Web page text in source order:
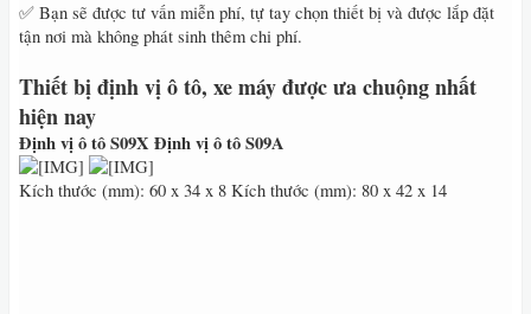
✅ Bạn sẽ được tư vấn miễn phí, tự tay chọn thiết bị và được lắp đặt
tận nơi mà không phát sinh thêm chi phí.
Thiết bị định vị ô tô, xe máy được ưa chuộng nhất
hiện nay
Định vị ô tô S09X Định vị ô tô S09A
Kích thước (mm): 60 x 34 x 8 Kích thước (mm): 80 x 42 x 14